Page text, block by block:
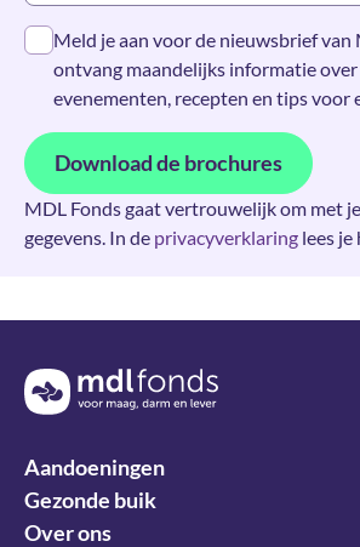
Meld je aan voor de nieuwsbrief van
ontvang maandelijks informatie over
evenementen, recepten en tips voor
Download de brochures
MDL Fonds gaat vertrouwelijk om met
gegevens. In de privacyverklaring lees je
Terug naar de homepage
Aandoeningen
Gezonde buik
Over ons